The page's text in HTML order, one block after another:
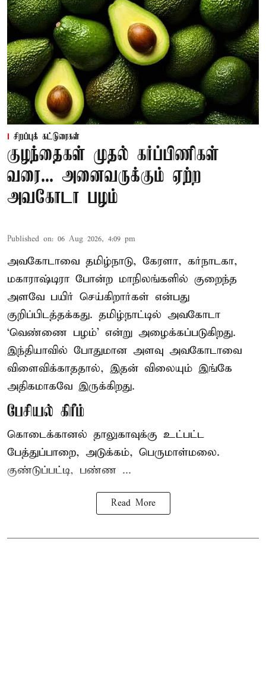
சிறப்புக் கட்டுரைகள்
குழந்தைகள் முதல் கர்ப்பிணிகள்
வரை... அனைவருக்கும் ஏற்ற
அவகோடா பழம்
Published on: 06 Aug 2026, 4:09 pm
அவகோடாவை தமிழ்நாடு, கேரளா, கர்நாடகா,
மகாராஷ்டிரா போன்ற மாநிலங்களில் குறைந்த
அளவே பயிர் செய்கிறார்கள் என்பது
குறிப்பிடத்தக்கது. தமிழ்நாட்டில் அவகோடா
‘வெண்ணை பழம்’ என்று அழைக்கப்படுகிறது.
இந்தியாவில் போதுமான அளவு அவகோடாவை
விளைவிக்காததால், இதன் விலையும் இங்கே
அதிகமாகவே இருக்கிறது.
பேசியல் கிரீம்
கொடைக்கானல் தாலுகாவுக்கு உட்பட்ட
பேத்துப்பாறை, அடுக்கம், பெருமாள்மலை.
குண்டுப்பட்டி, பண்ண ...
Read More